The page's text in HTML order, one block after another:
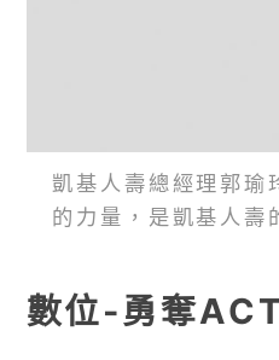
凱基人壽總經理郭
的力量，是凱基人壽
數位-勇奪